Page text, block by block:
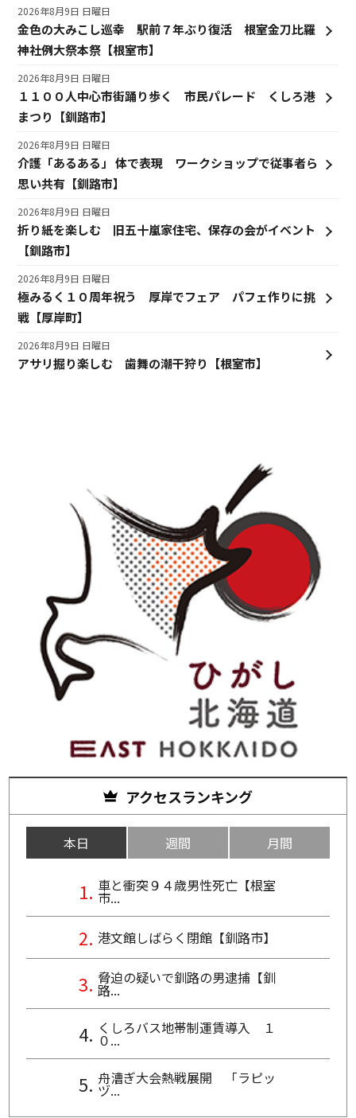
金色の大みこし巡幸 駅前７年ぶり復活 根室金刀比羅
神社例大祭本祭【根室市】
2026年8月9日 日曜日
１１００人中心市街踊り歩く 市民パレード くしろ港
まつり【釧路市】
2026年8月9日 日曜日
介護「あるある」 体で表現 ワークショップで従事者ら
思い共有【釧路市】
2026年8月9日 日曜日
折り紙を楽しむ 旧五十嵐家住宅、保存の会がイベント
【釧路市】
2026年8月9日 日曜日
極みるく１０周年祝う 厚岸でフェア パフェ作りに挑
戦【厚岸町】
2026年8月9日 日曜日
アサリ掘り楽しむ 歯舞の潮干狩り【根室市】
2026年8月9日 日曜日
アクセスランキング
本日 週間 月間
車と衝突９４歳男性死亡【根室
市...
港文館しばらく閉館【釧路市】
脅迫の疑いで釧路の男逮捕【釧
路...
くしろバス地帯制運賃導入 １
０...
舟漕ぎ大会熱戦展開 「ラピッ
ヅ...